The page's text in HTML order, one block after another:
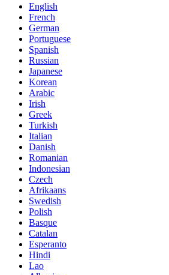
English
French
German
Portuguese
Spanish
Russian
Japanese
Korean
Arabic
Irish
Greek
Turkish
Italian
Danish
Romanian
Indonesian
Czech
Afrikaans
Swedish
Polish
Basque
Catalan
Esperanto
Hindi
Lao